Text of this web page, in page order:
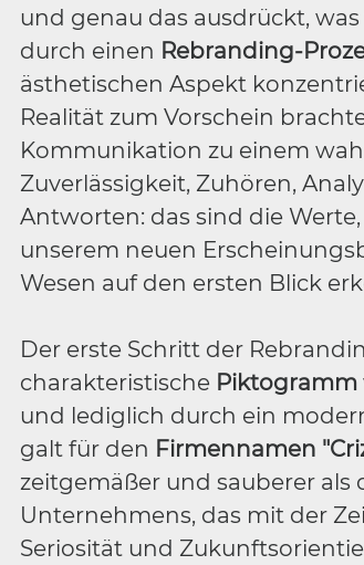
und genau das ausdrückt,
durch einen Rebranding-
ästhetischen Aspekt
Realität zum Vorschein
Kommunikation zu einem
Zuverlässigkeit, Zuhören,
Antworten: das sind die
unserem neuen
Wesen auf den ersten Blick
Der erste Schritt der
charakteristische Piktogramm
und lediglich durch ein
galt für den Firmennamen
zeitgemäßer und sauberer
Unternehmens, das mit der
Seriosität und